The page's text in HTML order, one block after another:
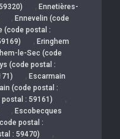
, Ennetières-
, Ennevelin (code
(code postal :
, Eringhem
le-Sec (code
(code postal :
, Escarmain
(code postal :
: 59161) ,
, Escobecques
postal :
: 59470) ,